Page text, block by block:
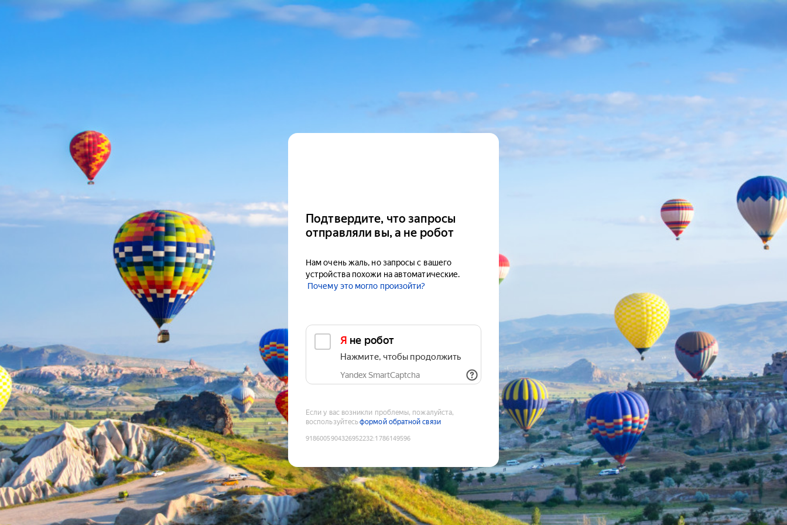
Подтвердите, что запросы
отправляли вы, а не робот
Нам очень жаль, но запросы с вашего
устройства похожи на автоматические.
Почему это могло произойти?
Я не робот
Нажмите, чтобы продолжить
Yandex SmartCaptcha
Если у вас возникли проблемы, пожалуйста,
воспользуйтесьформой обратной связи
9186005904326952232:1786149596